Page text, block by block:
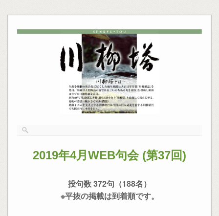
2019年4月WEB句会 (第37回)
投句数 372句（188名）
※平抜の掲載は到着順です。